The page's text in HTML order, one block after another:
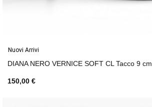
Nuovi Arrivi
DIANA NERO VERNICE SOFT CL Tacco 9 cm
150,00 €